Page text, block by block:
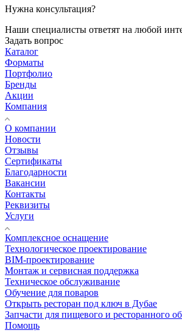
Нужна консультация?
Наши специалисты ответят на любой
Задать вопрос
Каталог
Форматы
Портфолио
Бренды
Акции
Компания
О компании
Новости
Отзывы
Сертификаты
Благодарности
Вакансии
Контакты
Реквизиты
Услуги
Комплексное оснащение
Технологическое проектирование
BIM-проектирование
Монтаж и сервисная поддержка
Техническое обслуживание
Обучение для поваров
Открыть ресторан под ключ в Дубае
Запчасти для пищевого и ресторанного
Помощь